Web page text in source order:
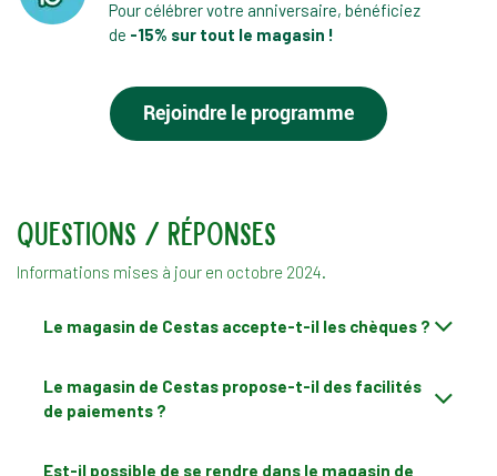
Pour célébrer votre anniversaire, bénéficiez
de -15% sur tout le magasin !
Rejoindre le pro​gra​mme
questions / réponses
Informations mises à jour en octobre 2024.
Le magasin de Cestas accepte-t-il les chèques ?
Le magasin de Cestas propose-t-il des facilités
de paiements ?
Est-il possible de se rendre dans le magasin de